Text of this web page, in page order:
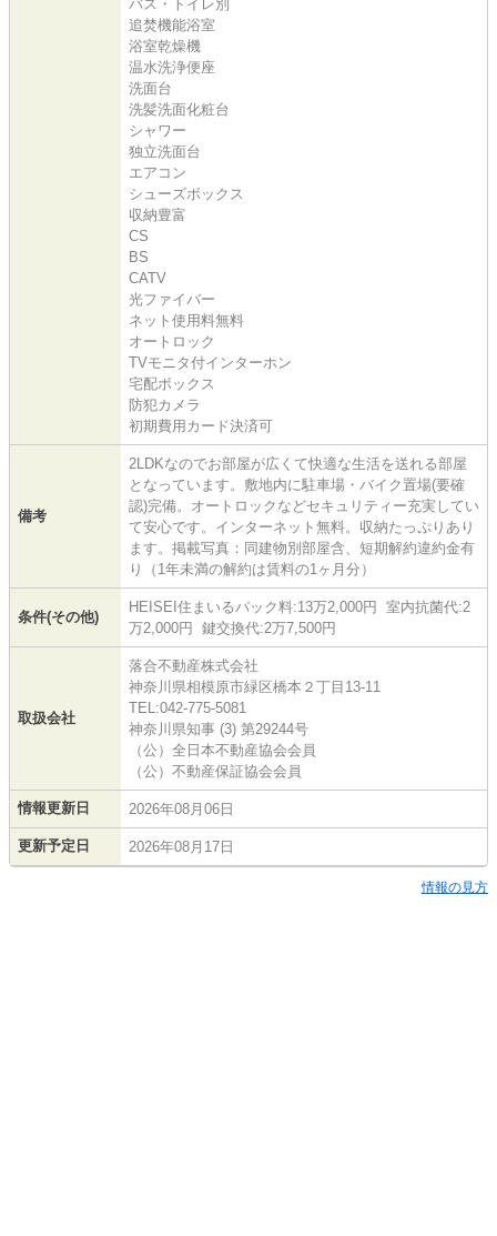
バス・トイレ別
追焚機能浴室
浴室乾燥機
温水洗浄便座
洗面台
洗髪洗面化粧台
シャワー
独立洗面台
エアコン
シューズボックス
収納豊富
CS
BS
CATV
光ファイバー
ネット使用料無料
オートロック
TVモニタ付インターホン
宅配ボックス
防犯カメラ
初期費用カード決済可
備考
2LDKなのでお部屋が広くて快適な生活を送れる部屋
となっています。敷地内に駐車場・バイク置場(要確
認)完備。オートロックなどセキュリティー充実してい
て安心です。インターネット無料。収納たっぷりあり
ます。掲載写真：同建物別部屋含、短期解約違約金有
り（1年未満の解約は賃料の1ヶ月分）
条件(その他)
HEISEI住まいるパック料:13万2,000円 室内抗菌代:2
万2,000円 鍵交換代:2万7,500円
取扱会社
落合不動産株式会社
神奈川県相模原市緑区橋本２丁目13-11
TEL:042-775-5081
神奈川県知事 (3) 第29244号
（公）全日本不動産協会会員
（公）不動産保証協会会員
情報更新日 2026年08月06日
更新予定日 2026年08月17日
情報の見方